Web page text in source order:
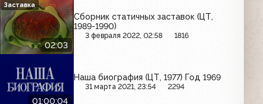
02:03
Сборник статичных заставок (ЦТ,
1989-1990)
3 февраля 2022, 02:58 1816
Заставка
01:00:04
Наша биография (ЦТ, 1977) Год 1969
31 марта 2021, 23:54 2294